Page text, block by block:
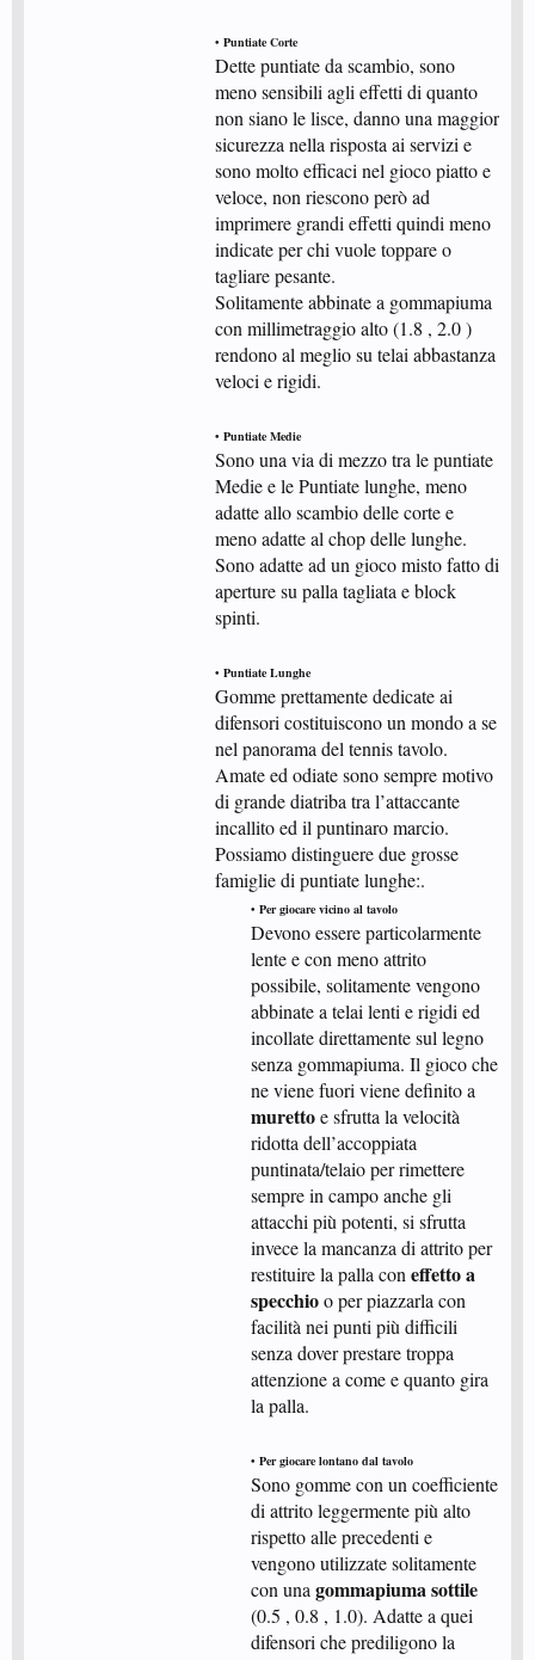
• Puntiate Corte
Dette puntiate da scambio, sono
meno sensibili agli effetti di quanto
non siano le lisce, danno una maggior
sicurezza nella risposta ai servizi e
sono molto efficaci nel gioco piatto e
veloce, non riescono però ad
imprimere grandi effetti quindi meno
indicate per chi vuole toppare o
tagliare pesante.
Solitamente abbinate a gommapiuma
con millimetraggio alto (1.8 , 2.0 )
rendono al meglio su telai abbastanza
veloci e rigidi.
• Puntiate Medie
Sono una via di mezzo tra le puntiate
Medie e le Puntiate lunghe, meno
adatte allo scambio delle corte e
meno adatte al chop delle lunghe.
Sono adatte ad un gioco misto fatto di
aperture su palla tagliata e block
spinti.
• Puntiate Lunghe
Gomme prettamente dedicate ai
difensori costituiscono un mondo a se
nel panorama del tennis tavolo.
Amate ed odiate sono sempre motivo
di grande diatriba tra l’attaccante
incallito ed il puntinaro marcio.
Possiamo distinguere due grosse
famiglie di puntiate lunghe:.​
• Per giocare vicino al tavolo
Devono essere particolarmente
lente e con meno attrito
possibile, solitamente vengono
abbinate a telai lenti e rigidi ed
incollate direttamente sul legno
senza gommapiuma. Il gioco che
ne viene fuori viene definito a
murettoe sfrutta la velocità
ridotta dell’accoppiata
puntinata/telaio per rimettere
sempre in campo anche gli
attacchi più potenti, si sfrutta
invece la mancanza di attrito per
restituire la palla con effetto a
specchioo per piazzarla con
facilità nei punti più difficili
senza dover prestare troppa
attenzione a come e quanto gira
la palla.
• Per giocare lontano dal tavolo
Sono gomme con un coefficiente
di attrito leggermente più alto
rispetto alle precedenti e
vengono utilizzate solitamente
con una gommapiuma sottile
(0.5 , 0.8 , 1.0). Adatte a quei
difensori che prediligono la